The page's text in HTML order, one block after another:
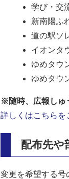
学び・交
新南陽ふ
道の駅ソ
イオンタ
ゆめタウ
ゆめタウ
※随時、広報しゅ
詳しくはこちらを
配布先や
変更を希望する号